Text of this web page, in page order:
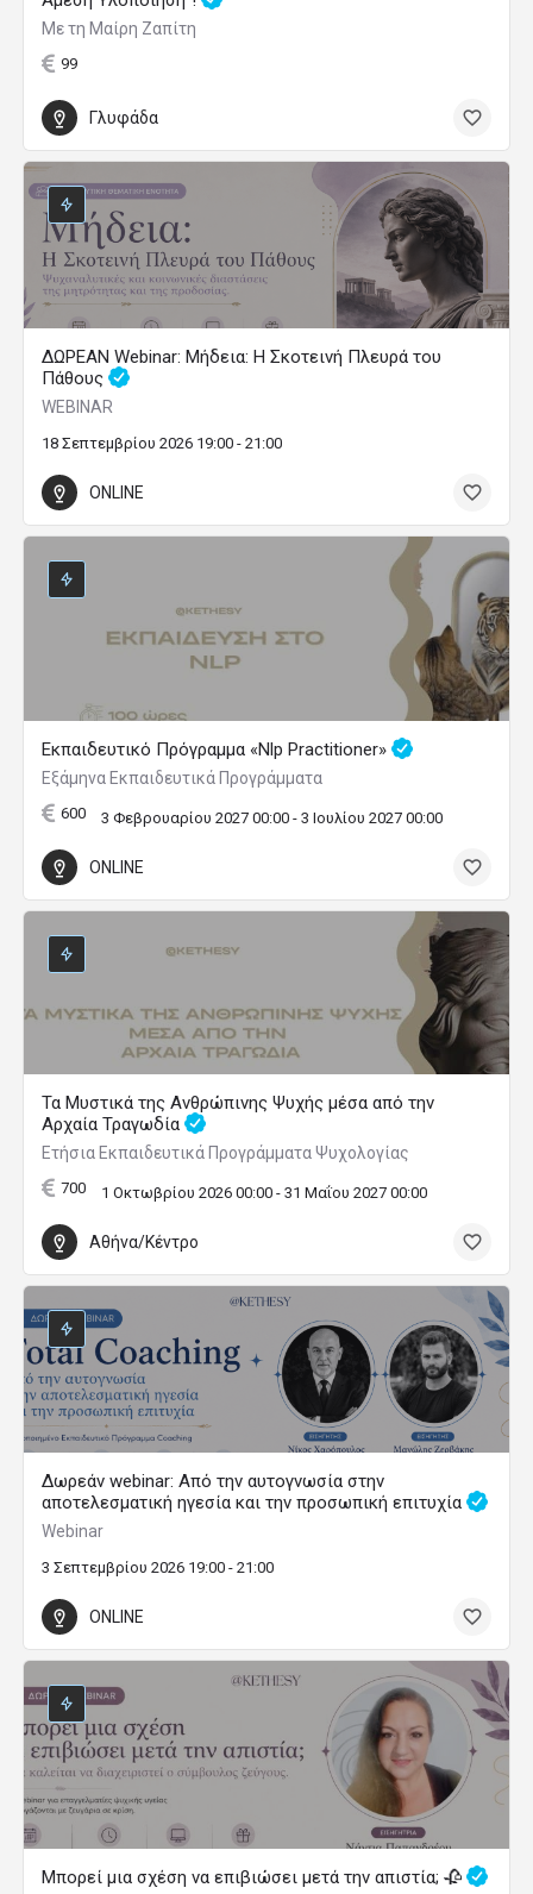
Με τη Μαίρη Ζαπίτη
99
Γλυφάδα
ΔΩΡΕΑΝ Webinar: Μήδεια: Η Σκοτεινή Πλευρά του
Πάθους
WEBINAR
18 Σεπτεμβρίου 2026 19:00 - 21:00
ONLINE
Εκπαιδευτικό Πρόγραμμα «Nlp Practitioner»
Εξάμηνα Εκπαιδευτικά Προγράμματα
600 3 Φεβρουαρίου 2027 00:00 - 3 Ιουλίου 2027 00:00
ONLINE
Τα Μυστικά της Ανθρώπινης Ψυχής μέσα από την
Αρχαία Τραγωδία
Ετήσια Εκπαιδευτικά Προγράμματα Ψυχολογίας
700 1 Οκτωβρίου 2026 00:00 - 31 Μαΐου 2027 00:00
Αθήνα/Κέντρο
Δωρεάν webinar: Από την αυτογνωσία στην
αποτελεσματική ηγεσία και την προσωπική επιτυχία
Webinar
3 Σεπτεμβρίου 2026 19:00 - 21:00
ONLINE
Μπορεί μια σχέση να επιβιώσει μετά την απιστία; 🥀